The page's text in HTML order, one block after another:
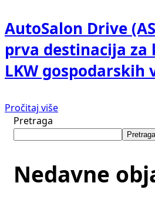
AutoSalon Drive
prva destinacija za
LKW gospodarskih
Pročitaj više
Pretraga
Pretraga
Nedavne